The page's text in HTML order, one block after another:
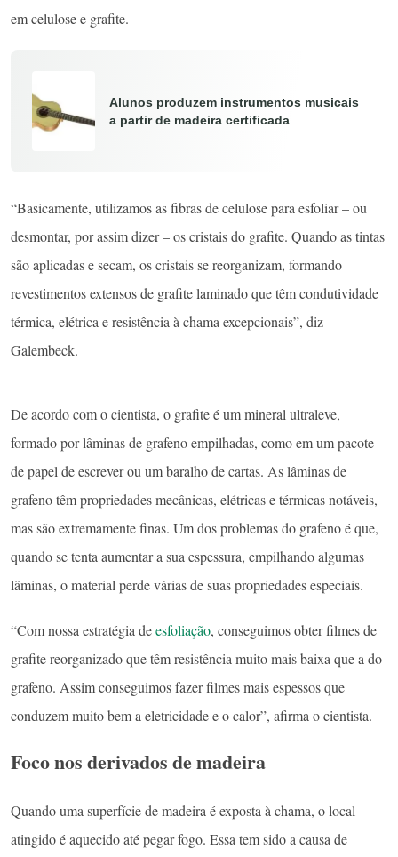
em celulose e grafite.
Alunos produzem instrumentos musicais
a partir de madeira certificada
“Basicamente, utilizamos as fibras de celulose para esfoliar – ou
desmontar, por assim dizer – os cristais do grafite. Quando as tintas
são aplicadas e secam, os cristais se reorganizam, formando
revestimentos extensos de grafite laminado que têm condutividade
térmica, elétrica e resistência à chama excepcionais”, diz
Galembeck.
De acordo com o cientista, o grafite é um mineral ultraleve,
formado por lâminas de grafeno empilhadas, como em um pacote
de papel de escrever ou um baralho de cartas. As lâminas de
grafeno têm propriedades mecânicas, elétricas e térmicas notáveis,
mas são extremamente finas. Um dos problemas do grafeno é que,
quando se tenta aumentar a sua espessura, empilhando algumas
lâminas, o material perde várias de suas propriedades especiais.
“Com nossa estratégia deesfoliação, conseguimos obter filmes de
grafite reorganizado que têm resistência muito mais baixa que a do
grafeno. Assim conseguimos fazer filmes mais espessos que
conduzem muito bem a eletricidade e o calor”, afirma o cientista.
Foco nos derivados de madeira
Quando uma superfície de madeira é exposta à chama, o local
atingido é aquecido até pegar fogo. Essa tem sido a causa de